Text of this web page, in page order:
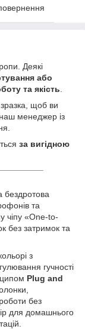
Деякі
або
та якість
щоб ви
менеджер із
за вигідною
та
чіпу «One-to-
без затримок та
з
гучності
Plug and
без
для домашнього